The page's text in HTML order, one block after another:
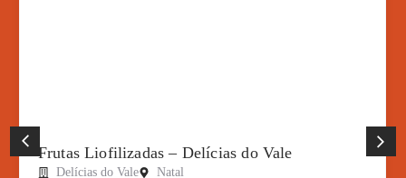
– Delícias do Vale
Natal
Chips